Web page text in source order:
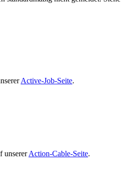
Active-Job-Seite.
unsererAction-Cable-Seite.